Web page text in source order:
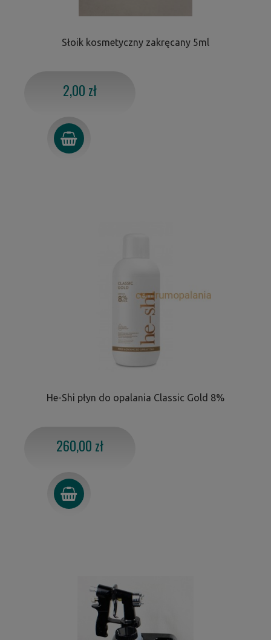
Słoik kosmetyczny zakręcany 5ml
2,00 zł
He-Shi płyn do opalania Classic Gold 8%
260,00 zł